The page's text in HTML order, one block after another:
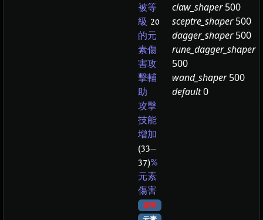
被等
級 20
的元
素傷
害攻
擊輔
助
攻擊
技能
增加
(33—
37)%
元素
傷害
傷害
claw_shaper500
sceptre_shaper500
dagger_shaper500
rune_dagger_shaper
500
wand_shaper500
default0